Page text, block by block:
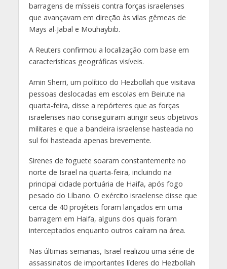
barragens de mísseis contra forças israelenses
que avançavam em direção às vilas gêmeas de
Mays al-Jabal e Mouhaybib.
A Reuters confirmou a localização com base em
características geográficas visíveis.
Amin Sherri, um político do Hezbollah que visitava
pessoas deslocadas em escolas em Beirute na
quarta-feira, disse a repórteres que as forças
israelenses não conseguiram atingir seus objetivos
militares e que a bandeira israelense hasteada no
sul foi hasteada apenas brevemente.
Sirenes de foguete soaram constantemente no
norte de Israel na quarta-feira, incluindo na
principal cidade portuária de Haifa, após fogo
pesado do Líbano. O exército israelense disse que
cerca de 40 projéteis foram lançados em uma
barragem em Haifa, alguns dos quais foram
interceptados enquanto outros caíram na área.
Nas últimas semanas, Israel realizou uma série de
assassinatos de importantes líderes do Hezbollah